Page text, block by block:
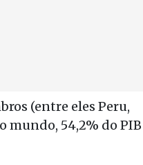
(entre eles Peru,
mundo, 54,2% do PIB